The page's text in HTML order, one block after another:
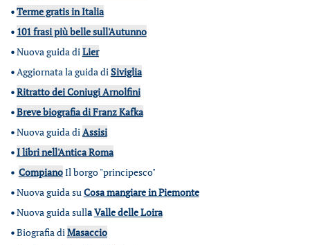
•Terme gratis in Italia
• 101 frasi più belle sull'Autunno
•Nuova guida diLier
•Aggiornata la guida diSiviglia
•Ritratto dei Coniugi Arnolfini
•Breve biografia di Franz Kafka
•Nuova guida diAssisi
•I libri nell'Antica Roma
• CompianoIl borgo "principesco"
•Nuova guida suCosa mangiare in Piemonte
•Nuova guida sullaValle delle Loira
•Biografia diMasaccio